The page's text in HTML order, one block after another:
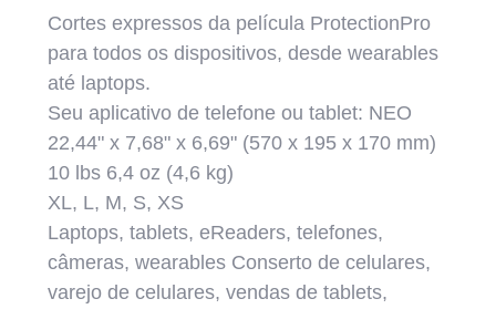
Cortes expressos da película ProtectionPro
para todos os dispositivos, desde wearables
até laptops.
Seu aplicativo de telefone ou tablet: NEO
22,44" x 7,68" x 6,69" (570 x 195 x 170 mm)
10 lbs 6,4 oz (4,6 kg)
XL, L, M, S, XS
Laptops, tablets, eReaders, telefones,
câmeras, wearables Conserto de celulares,
varejo de celulares, vendas de tablets,